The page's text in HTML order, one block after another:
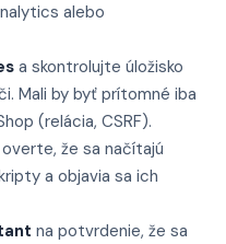
alebo
a skontrolujte úložisko
Mali by byť prítomné iba
(relácia, CSRF).
že sa načítajú
a objavia sa ich
na potvrdenie, že sa